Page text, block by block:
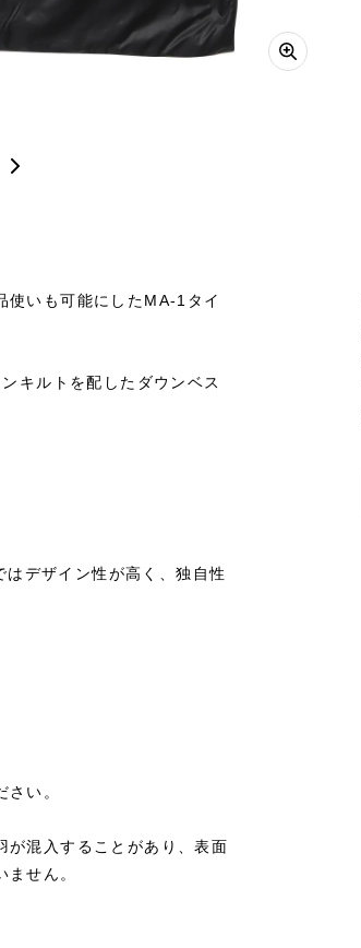
使いも可能にしたMA-1タイ
キルトを配したダウンベス
デザイン性が高く、独自性
い。
混入することがあり、表面
せん。